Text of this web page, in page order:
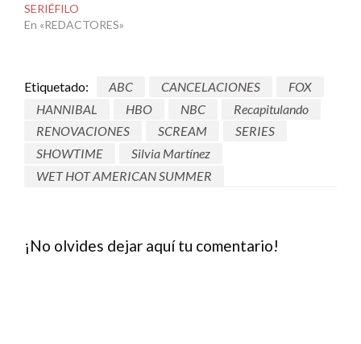
SERIÉFILO
En «REDACTORES»
Etiquetado: ABC CANCELACIONES
FOX
HANNIBAL
HBO NBC
Recapitulando
RENOVACIONES
SCREAM
SERIES
SHOWTIME
Silvia Martínez
WET HOT AMERICAN SUMMER
¡No olvides dejar aquí tu comentario!